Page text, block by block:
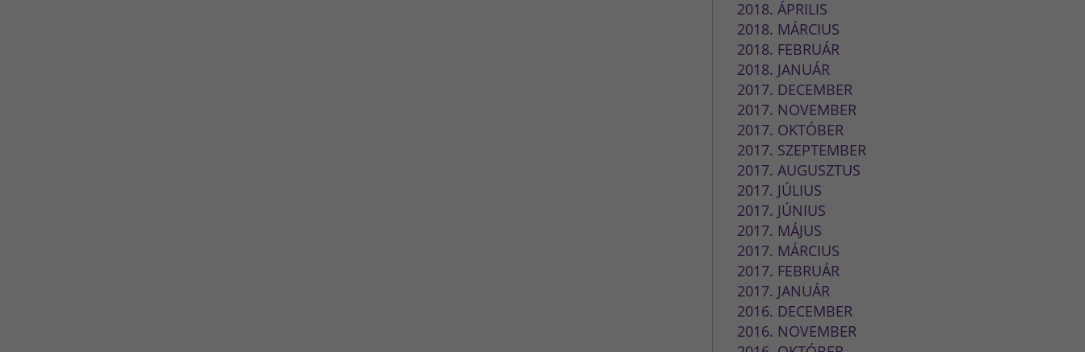
2018. ÁPRILIS
2018. MÁRCIUS
2018. FEBRUÁR
2018. JANUÁR
2017. DECEMBER
2017. NOVEMBER
2017. OKTÓBER
2017. SZEPTEMBER
2017. AUGUSZTUS
2017. JÚLIUS
2017. JÚNIUS
2017. MÁJUS
2017. MÁRCIUS
2017. FEBRUÁR
2017. JANUÁR
2016. DECEMBER
2016. NOVEMBER